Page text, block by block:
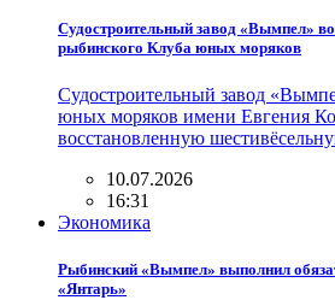
Судостроительный завод «Вымпел»
рыбинского Клуба юных моряков
Судостроительный завод
юных моряков имени Евгения
восстановленную
10.07.2026
16:31
Экономика
Рыбинский «Вымпел» выполнил
«Янтарь»